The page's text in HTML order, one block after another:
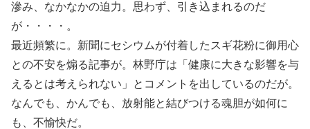
滲み、なかなかの迫力。思わず、引き込まれるのだ
が・・・・。
最近頻繁に。新聞にセシウムが付着したスギ花粉に御用心
との不安を煽る記事が。林野庁は「健康に大きな影響を与
えるとは考えられない」とコメントを出しているのだが。
なんでも、かんでも、放射能と結びつける魂胆が如何に
も、不愉快だ。